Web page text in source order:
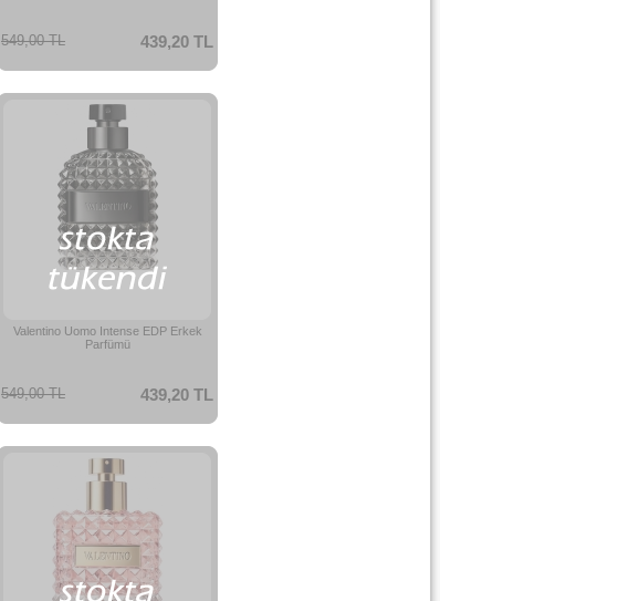
439,20 TL
549,00 TL
Valentino Uomo Intense EDP Erkek
Parfümü
439,20 TL
549,00 TL